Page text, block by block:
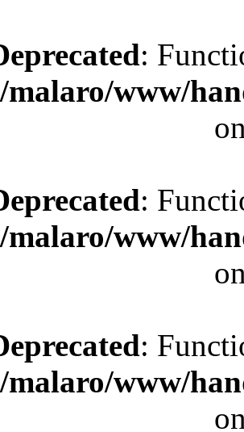
:
www/
:
www/
:
www/